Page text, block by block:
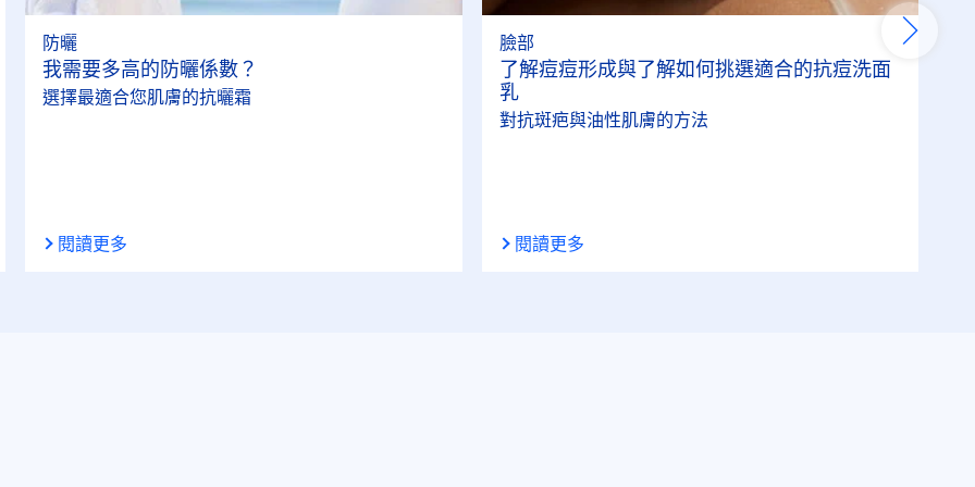
防曬
我需要多高的防曬係數？
選擇最適合您肌膚的抗曬霜
閱讀更多
臉部
了解痘痘形成與了解如何挑選適合的抗痘洗面
乳
對抗斑疤與油性肌膚的方法
閱讀更多